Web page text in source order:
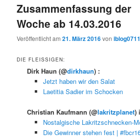
Zusammenfassung der
Woche ab 14.03.2016
Veröffentlicht am21. März 2016voniblog0711
DIE FLEISSIGEN:
Dirk Haun(@dirkhaun) :
Jetzt haben wir den Salat
Laetitia Sadier im Schocken
Christian Kaufmann(@lakritzplanet)
Nostalgische Lakritzschnecken-
Die Gewinner stehen fest |